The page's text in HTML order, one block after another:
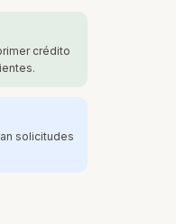
crédito
solicitudes